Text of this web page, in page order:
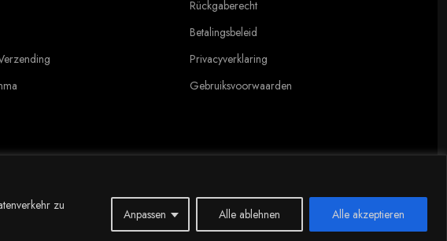
zu
Anpassen Alle ablehnen Alle akzeptieren
Rückgaberecht
Betalingsbeleid
Privacyverklaring
Gebruiksvoorwaarden